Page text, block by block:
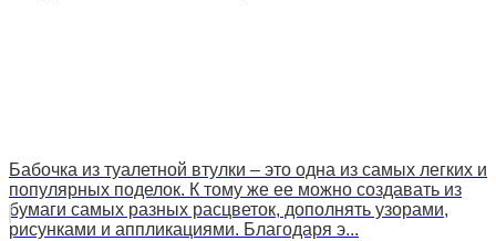
Бабочка из туалетной втулки – это одна из самых легких и
популярных поделок. К тому же ее можно создавать из
бумаги самых разных расцветок, дополнять узорами,
рисунками и аппликациями. Благодаря э...